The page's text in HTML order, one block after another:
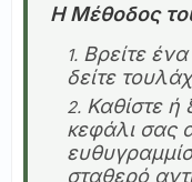
Η Μέθοδος
Βρείτε
δείτε
Καθίστε ή
κεφάλι σας
σταθερό